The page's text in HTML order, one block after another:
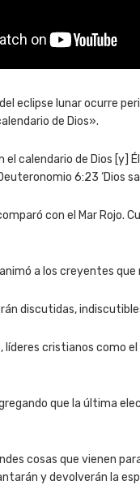
eclipse lunar ocurre
de Dios».
el calendario de Dios [y]
6:23 ‘Dios
con el Mar Rojo.
a los creyentes
discutidas,
líderes cristianos como
que la última
cosas que vienen
y devolverán la